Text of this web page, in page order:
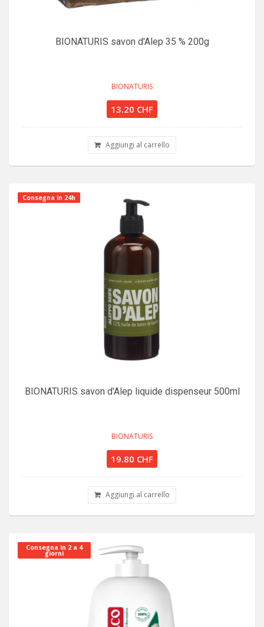
BIONATURIS savon d'Alep 35 % 200g
BIONATURIS
13.20 CHF
Aggiungi al carrello
Consegna in 24h
BIONATURIS savon d'Alep liquide dispenseur 500ml
BIONATURIS
19.80 CHF
Aggiungi al carrello
Consegna in 2 a 4
giorni